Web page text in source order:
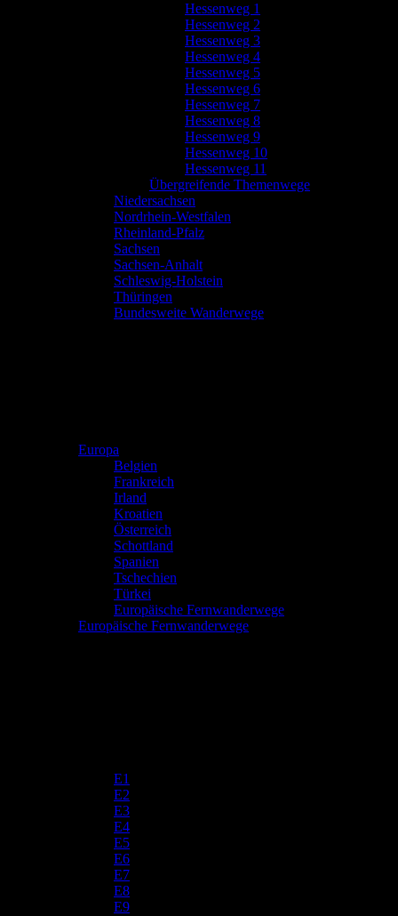
Hessenweg 1
Hessenweg 2
Hessenweg 3
Hessenweg 4
Hessenweg 5
Hessenweg 6
Hessenweg 7
Hessenweg 8
Hessenweg 9
Hessenweg 10
Hessenweg 11
Übergreifende Themenwege
Niedersachsen
Nordrhein-Westfalen
Rheinland-Pfalz
Sachsen
Sachsen-Anhalt
Schleswig-Holstein
Thüringen
Bundesweite Wanderwege
Europa
Belgien
Frankreich
Irland
Kroatien
Österreich
Schottland
Spanien
Tschechien
Türkei
Europäische Fernwanderwege
Europäische Fernwanderwege
E1
E2
E3
E4
E5
E6
E7
E8
E9